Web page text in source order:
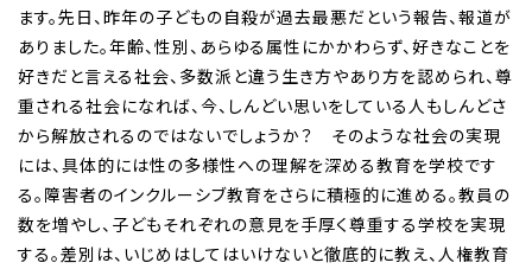
ます。先日、昨年の子どもの自殺が過去最悪だという報告、報道が
ありました。年齢、性別、あらゆる属性にかかわらず、好きなことを
好きだと言える社会、多数派と違う生き方やあり方を認められ、尊
重される社会になれば、今、しんどい思いをしている人もしんどさ
から解放されるのではないでしょうか？ そのような社会の実現
には、具体的には性の多様性への理解を深める教育を学校です
る。障害者のインクルーシブ教育をさらに積極的に進める。教員の
数を増やし、子どもそれぞれの意見を手厚く尊重する学校を実現
する。差別は、いじめはしてはいけないと徹底的に教え、人権教育